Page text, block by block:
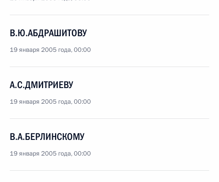
В.Ю.АБДРАШИТОВУ
19 января 2005 года, 00:00
А.С.ДМИТРИЕВУ
19 января 2005 года, 00:00
В.А.БЕРЛИНСКОМУ
19 января 2005 года, 00:00